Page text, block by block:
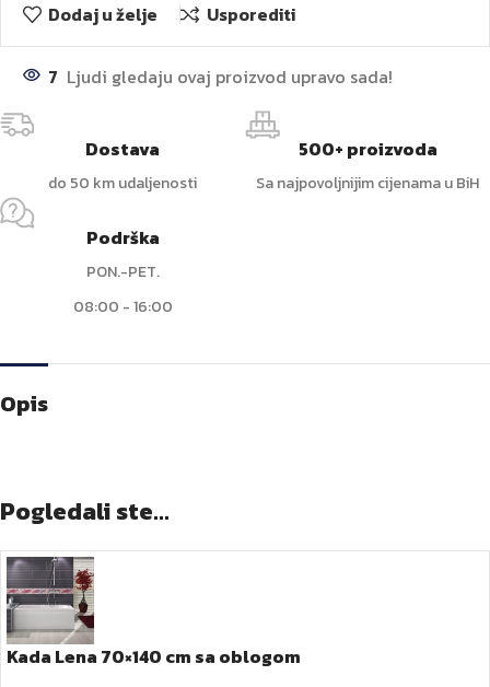
Dodaj u želje
Usporediti
7 Ljudi gledaju ovaj proizvod upravo sada!
Dostava
do 50 km udaljenosti
500+ proizvoda
Sa najpovoljnijim cijenama u BiH
Podrška
PON.-PET.
08:00 - 16:00
Opis
Pogledali ste...
Kada Lena 70×140 cm sa oblogom